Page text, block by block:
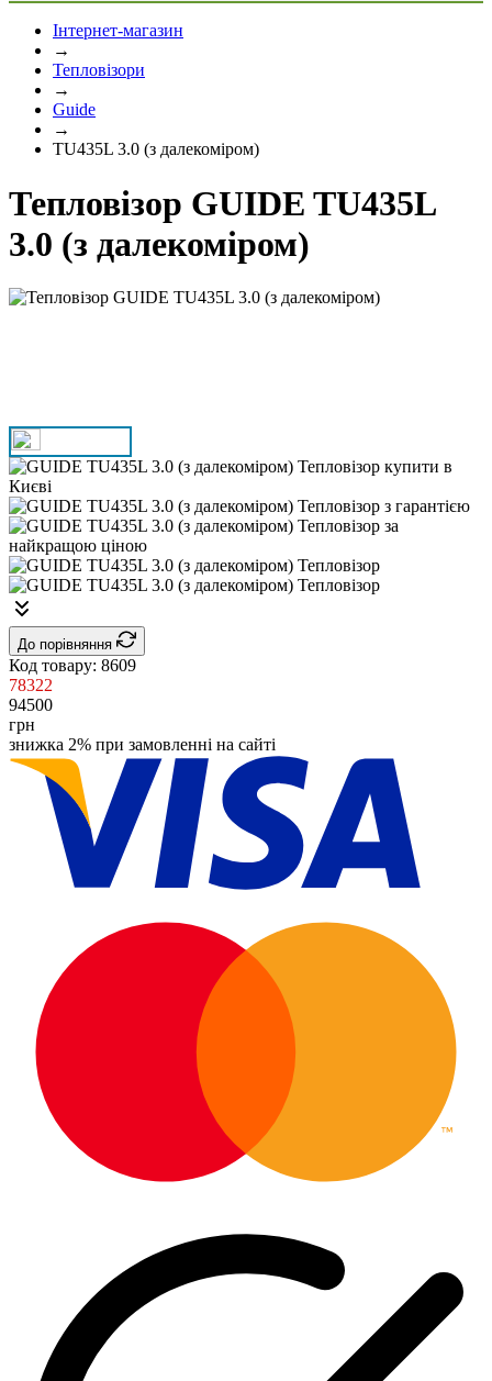
Інтернет-магазин
→
Тепловізори
→
Guide
→
TU435L 3.0 (з далекоміром)
Тепловізор GUIDE TU435L
3.0 (з далекоміром)
До порівняння
Код товару: 8609
78322
94500
грн
знижка 2% при замовленні на сайті